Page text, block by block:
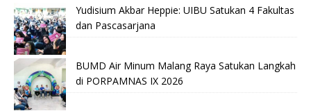
Yudisium Akbar Heppie: UIBU Satukan 4 Fakultas
dan Pascasarjana
BUMD Air Minum Malang Raya Satukan Langkah
di PORPAMNAS IX 2026